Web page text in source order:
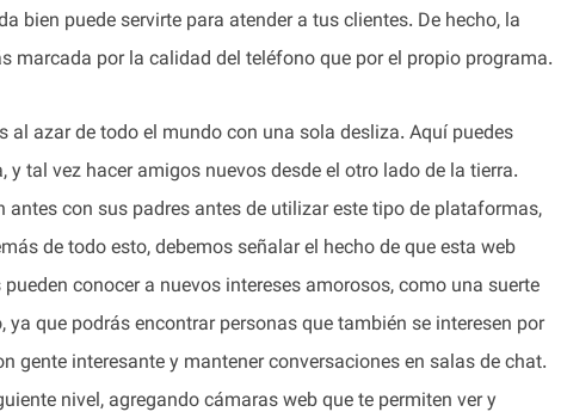
puede servirte para atender a tus clientes. De hecho, la
marcada por la calidad del teléfono que por el propio programa.
azar de todo el mundo con una sola desliza. Aquí puedes
tal vez hacer amigos nuevos desde el otro lado de la tierra.
con sus padres antes de utilizar este tipo de plataformas,
de todo esto, debemos señalar el hecho de que esta web
conocer a nuevos intereses amorosos, como una suerte
que podrás encontrar personas que también se interesen por
gente interesante y mantener conversaciones en salas de chat.
nivel, agregando cámaras web que te permiten ver y